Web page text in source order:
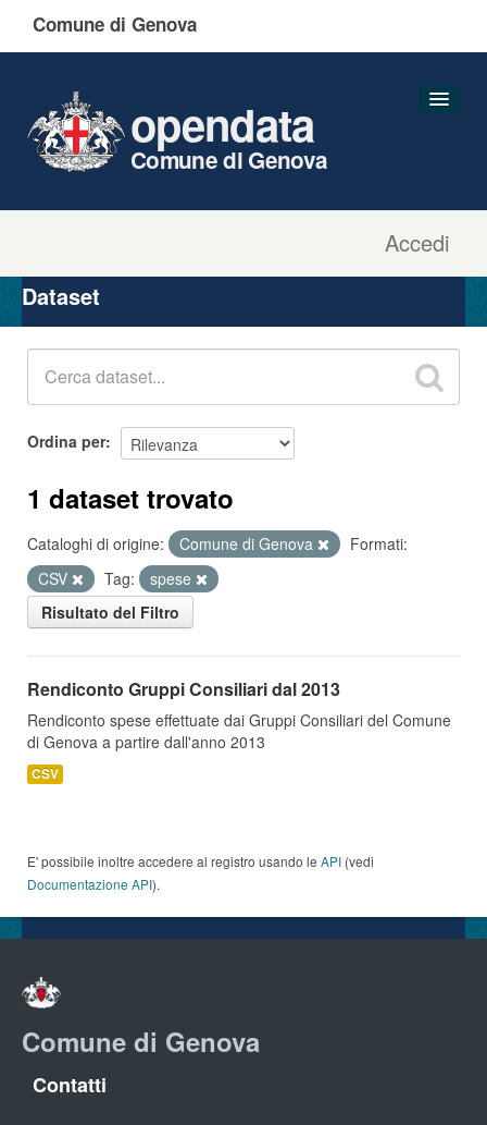
Comune di Genova
Accedi
opendata
Comune di Genova
Organizzazioni
Gruppi
Dataset
Ordina per
1 dataset trovato
Cataloghi di origine: Comune di Genova
Formati:
CSV
Tag:
spese
Risultato del Filtro
Rendiconto Gruppi Consiliari dal 2013
Rendiconto spese effettuate dai Gruppi Consiliari del Comune
di Genova a partire dall'anno 2013
CSV
E' possibile inoltre accedere al registro usando le API (vedi
Documentazione API).
Comune di Genova
Contatti